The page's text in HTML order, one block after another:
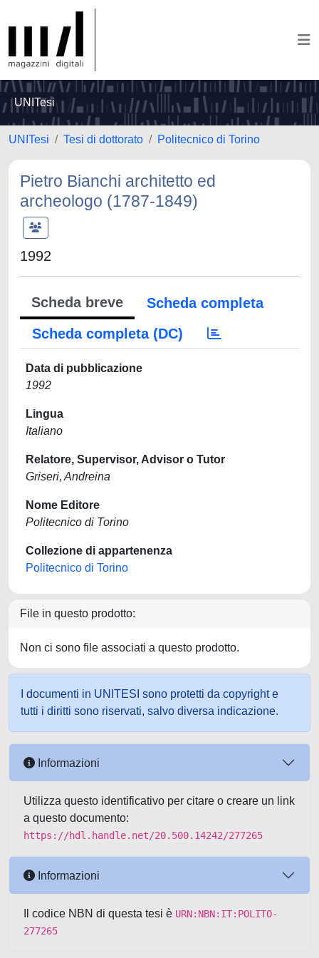
UNITesi
UNITesi Tesi di dottorato Politecnico di Torino
Pietro Bianchi architetto ed
archeologo (1787-1849)
1992
Scheda breve
Scheda completa
Scheda completa (DC)
Data di pubblicazione
1992
Lingua
Italiano
Relatore, Supervisor, Advisor o Tutor
Griseri, Andreina
Nome Editore
Politecnico di Torino
Collezione di appartenenza
Politecnico di Torino
File in questo prodotto:
Non ci sono file associati a questo prodotto.
I documenti in UNITESI sono protetti da copyright e
tutti i diritti sono riservati, salvo diversa indicazione.
Informazioni
Utilizza questo identificativo per citare o creare un link
a questo documento:
https://hdl.handle.net/20.500.14242/277265
Informazioni
Il codice NBN di questa tesi è URN:NBN:IT:POLITO-
277265